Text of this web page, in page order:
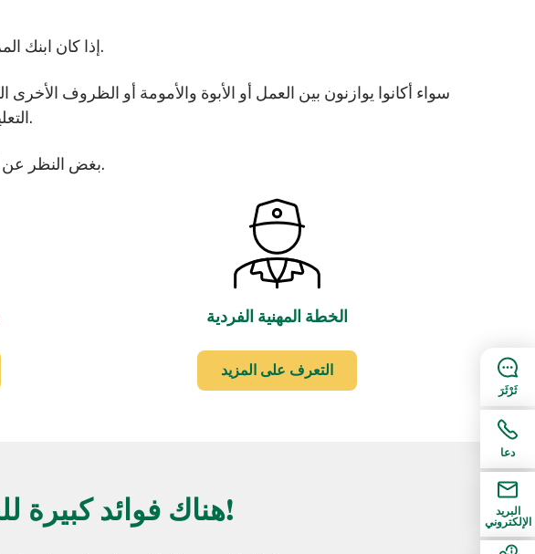
إذا كان ابنك المراهق بحاجة إلى تنظيم ومرونة ومسار إلى الأمام، فنحن هنا لمساعدته على اتخاذ الخطوة التالية.
سواء أكانوا يوازنون بين العمل أو الأبوة والأمومة أو الظروف
التعليم البديل التي تساعد كل طالب على إحراز تقدم، والحصول على شهادته، ووضع خطة لمستقبله.
بغض النظر عن المكان الذي يبدأ فيه طالبك، سيجد مجتمعاً مدرسياً مكرساً لمساعدته على تحقيق كامل إمكاناته.
الخطة المهنية الفردية
التعرف على المزيد
هناك فوائد كبيرة للحصول على شهادة الثانوية العامة!
ثَرْثَرَ
دعا
البريد
الإلكتروني